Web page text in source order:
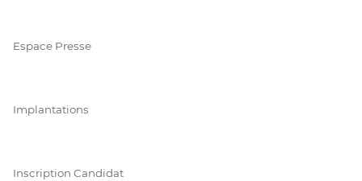
Espace Presse
Implantations
Inscription Candidat